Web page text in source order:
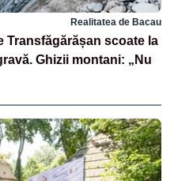
Realitatea de Bacau
Transfăgărășan scoate la
Ghizii montani: „Nu